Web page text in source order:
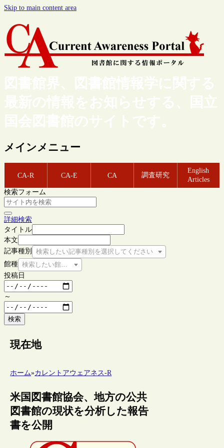
Skip to main content area
図書館界、図書館情報学に関する
最新の情報をお知らせする、国立
国会図書館のサイトです。
メインメニュー
CA-R CA-E CA 調査研究
English
Articles
検索フォーム
詳細検索
タイトル
本文
記事種別
検索したい記事種別を選択してください
館種 検索したい館種を選択してください
投稿日
～
検索
現在地
ホーム»カレントアウェアネス-R
米国図書館協会、地方の公共
図書館の現状を分析した報告
書を公開